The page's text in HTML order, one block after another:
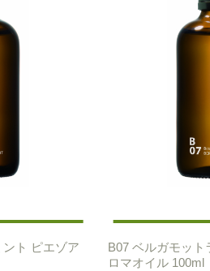
ィ
ト ピエゾア
B07 ベルガモット
ロマオイル 100ml